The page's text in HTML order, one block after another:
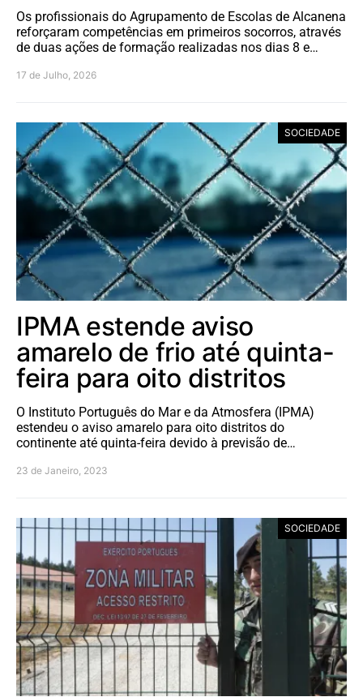
Os profissionais do Agrupamento de Escolas de Alcanena
reforçaram competências em primeiros socorros, através
de duas ações de formação realizadas nos dias 8 e…
17 de Julho, 2026
SOCIEDADE
IPMA estende aviso
amarelo de frio até quinta-
feira para oito distritos
O Instituto Português do Mar e da Atmosfera (IPMA)
estendeu o aviso amarelo para oito distritos do
continente até quinta-feira devido à previsão de…
23 de Janeiro, 2023
SOCIEDADE